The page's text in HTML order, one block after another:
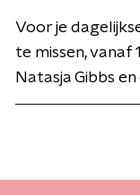
Voor je
te missen,
Natasja Gibbs